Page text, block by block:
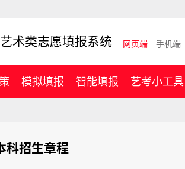
术类志愿填报系统 网页端 手机端
模拟填报 智能填报 艺考小工具
科招生章程